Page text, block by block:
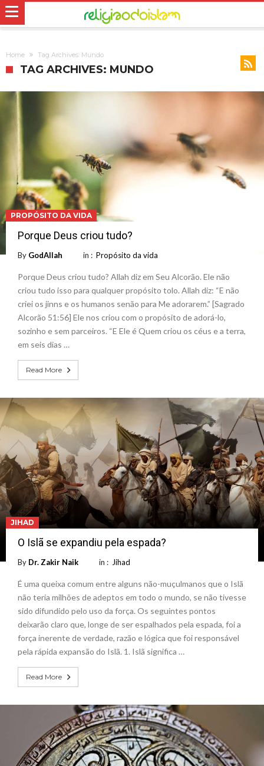
Home Tag Archives: Mundo
TAG ARCHIVES: MUNDO
PROPÓSITO DA VIDA
Porque Deus criou tudo?
By GodAllah in : Propósito da vida
Porque Deus criou tudo? Allah diz em Seu Alcorão. Ele não
criou tudo isso para qualquer propósito tolo. Allah diz: “E não
criei os jinns e os humanos senão para Me adorarem.” [Sagrado
Alcorão 51:56] Ele nos criou com o propósito de adorá-lo,
sozinho e sem parceiros. “E Ele é Quem criou os céus e a terra,
em seis dias …
Read More
JIHAD
O Islã se expandiu pela espada?
By Dr. Zakir Naik in : Jihad
É uma queixa comum entre alguns não-muçulmanos que o Islã
não teria milhões de adeptos em todo o mundo, se não tivesse
sido difundido pelo uso da força. Os seguintes pontos
deixarão claro que, longe de ser espalhados pela espada, foi a
força inerente de verdade, razão e lógica que foi responsável
pela rápida expansão do Islã. 1. Islã significa …
Read More